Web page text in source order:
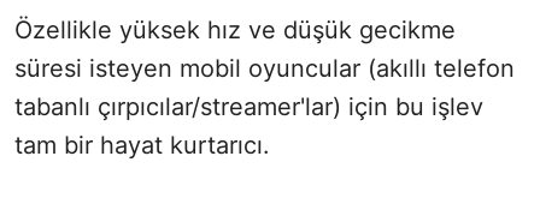
Özellikle yüksek hız ve düşük gecikme
süresi isteyen mobil oyuncular (akıllı telefon
tabanlı çırpıcılar/streamer'lar) için bu işlev
tam bir hayat kurtarıcı.